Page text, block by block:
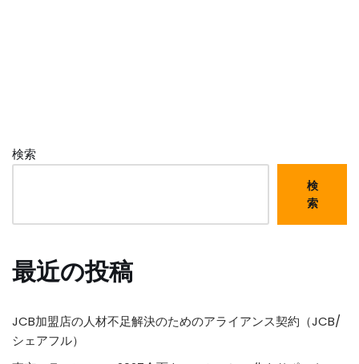
検索
検
索
最近の投稿
JCB加盟店の人材不足解決のためのアライアンス契約（JCB/
シェアフル）